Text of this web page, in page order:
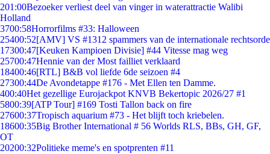
201:00Bezoeker verliest deel van vinger in waterattractie Walibi
Holland
3700:58Horrorfilms #33: Halloween
25400:52[AMV] VS #1312 spammers van de internationale rechtsorde
17300:47[Keuken Kampioen Divisie] #44 Vitesse mag weg
25700:47Hennie van der Most failliet verklaard
18400:46[RTL] B&B vol liefde 6de seizoen #4
27300:44De Avondetappe #176 - Met Ellen ten Damme.
400:40Het gezellige Eurojackpot KNVB Bekertopic 2026/27 #1
5800:39[ATP Tour] #169 Tosti Tallon back on fire
27600:37Tropisch aquarium #73 - Het blijft toch kriebelen.
18600:35Big Brother International # 56 Worlds RLS, BBs, GH, GF,
OT
20200:32Politieke meme's en spotprenten #11